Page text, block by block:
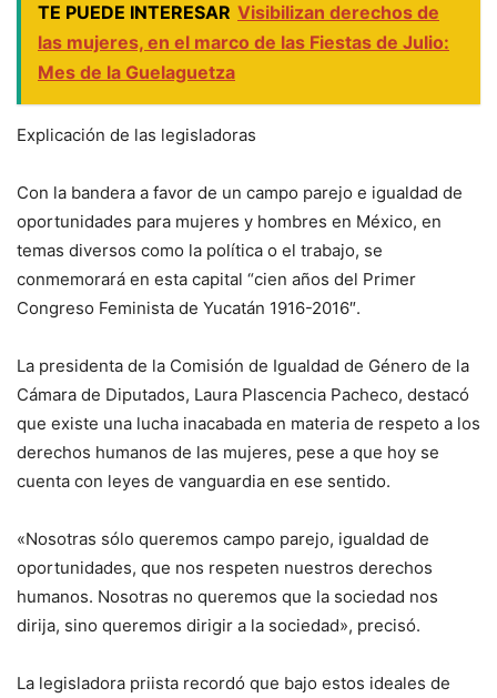
TE PUEDE INTERESAR Visibilizan derechos de
las mujeres, en el marco de las Fiestas de Julio:
Mes de la Guelaguetza
Explicación de las legisladoras
Con la bandera a favor de un campo parejo e igualdad de
oportunidades para mujeres y hombres en México, en
temas diversos como la política o el trabajo, se
conmemorará en esta capital “cien años del Primer
Congreso Feminista de Yucatán 1916-2016″.
La presidenta de la Comisión de Igualdad de Género de la
Cámara de Diputados, Laura Plascencia Pacheco, destacó
que existe una lucha inacabada en materia de respeto a los
derechos humanos de las mujeres, pese a que hoy se
cuenta con leyes de vanguardia en ese sentido.
«Nosotras sólo queremos campo parejo, igualdad de
oportunidades, que nos respeten nuestros derechos
humanos. Nosotras no queremos que la sociedad nos
dirija, sino queremos dirigir a la sociedad», precisó.
La legisladora priista recordó que bajo estos ideales de